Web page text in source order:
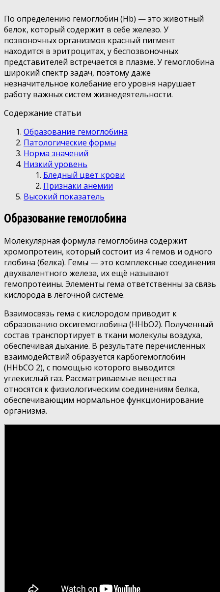
По определению гемоглобин (Hb) — это животный
белок, который содержит в себе железо. У
позвоночных организмов красный пигмент
находится в эритроцитах, у беспозвоночных
представителей встречается в плазме. У гемоглобина
широкий спектр задач, поэтому даже
незначительное колебание его уровня нарушает
работу важных систем жизнедеятельности.
Содержание статьи
Образование гемоглобина
Патологические формы
Норма значений
Низкий уровень
Бледный цвет крови
Признаки анемии
Высокий показатель
Образование гемоглобина
Молекулярная формула гемоглобина содержит
хромопротеин, который состоит из 4 гемов и одного
глобина (белка). Гемы — это комплексные соединения
двухвалентного железа, их ещё называют
гемопротеины. Элементы гема ответственны за связь
кислорода в лёгочной системе.
Взаимосвязь гема с кислородом приводит к
образованию оксигемоглобина (HHbO2). Полученный
состав транспортирует в ткани молекулы воздуха,
обеспечивая дыхание. В результате перечисленных
взаимодействий образуется карбогемоглобин
(HHbCO 2), с помощью которого выводится
углекислый газ. Рассматриваемые вещества
относятся к физиологическим соединениям белка,
обеспечивающим нормальное функционирование
организма.